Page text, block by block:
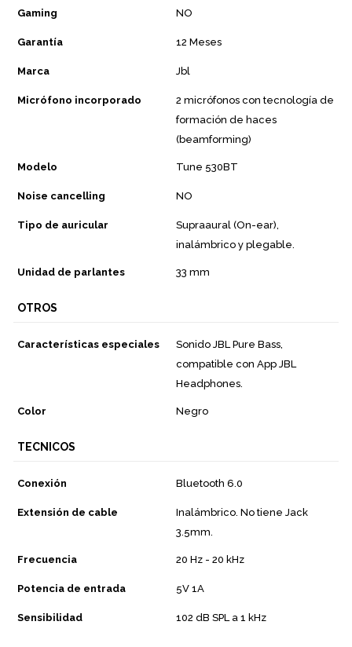
Gaming NO
Garantía 12 Meses
Marca Jbl
Micrófono incorporado
2 micrófonos con tecnología de
formación de haces
(beamforming)
Modelo Tune 530BT
Noise cancelling NO
Tipo de auricular
Supraaural (On-ear),
inalámbrico y plegable.
Unidad de parlantes 33 mm
OTROS
Características especiales
Sonido JBL Pure Bass,
compatible con App JBL
Headphones.
Color Negro
TECNICOS
Conexión Bluetooth 6.0
Extensión de cable
Inalámbrico. No tiene Jack
3.5mm.
Frecuencia 20 Hz - 20 kHz
Potencia de entrada 5V 1A
Sensibilidad 102 dB SPL a 1 kHz